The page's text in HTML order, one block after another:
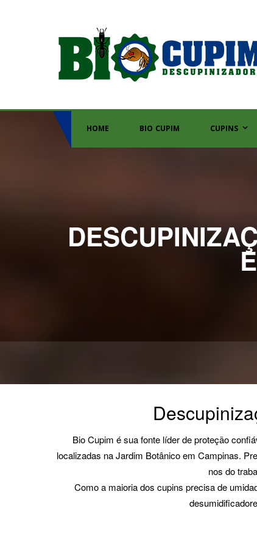
HOME BIO CUPIM CUPINS
Bio Cupim é sua fonte líder de proteção
localizadas na Jardim Botânico em Campinas.
nos do
Como a maioria dos cupins precisa de